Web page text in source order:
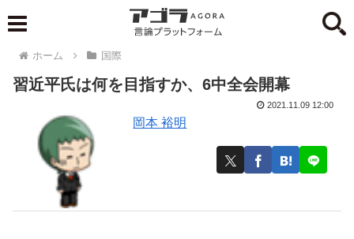
ホーム 国際
習近平氏は何を目指すか、6中全会開幕
岡本 裕明
2021.11.09 12:00